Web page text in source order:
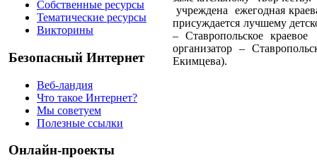
Собственные ресурсы
Тематические ресурсы
Викторины
Безопасный Интернет
Веб-ландия
Что такое Интернет?
Мы советуем
Полезные ссылки
Онлайн-проекты
учреждена
ежегодная
присуждается лучшему
– Ставропольское краевое
организатор –
Екимцева).